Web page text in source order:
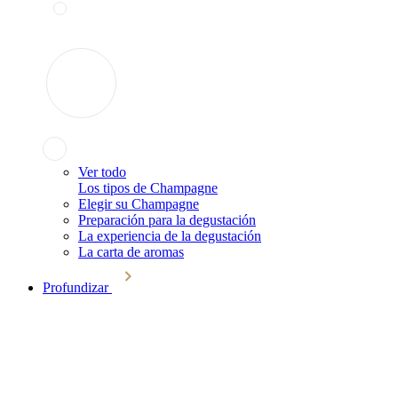
Ver todo
Los tipos de Champagne
Elegir su Champagne
Preparación para la degustación
La experiencia de la degustación
La carta de aromas
Profundizar